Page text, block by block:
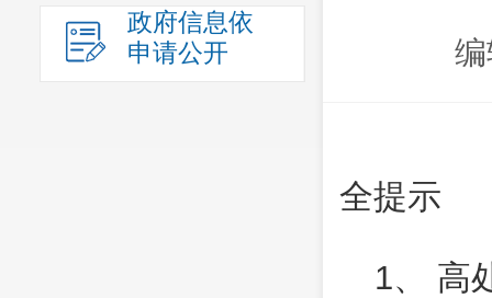
政府信息依
申请公开
全提示
1、 高